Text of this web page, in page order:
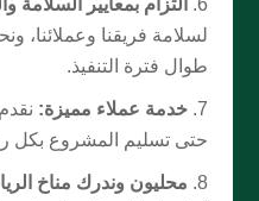
لسلامة فريقنا وعملائنا،
طوال فترة التنفيذ.
خدمة عملاء مميزة:
حتى تسليم المشروع بكل
محليون وندرك مناخ